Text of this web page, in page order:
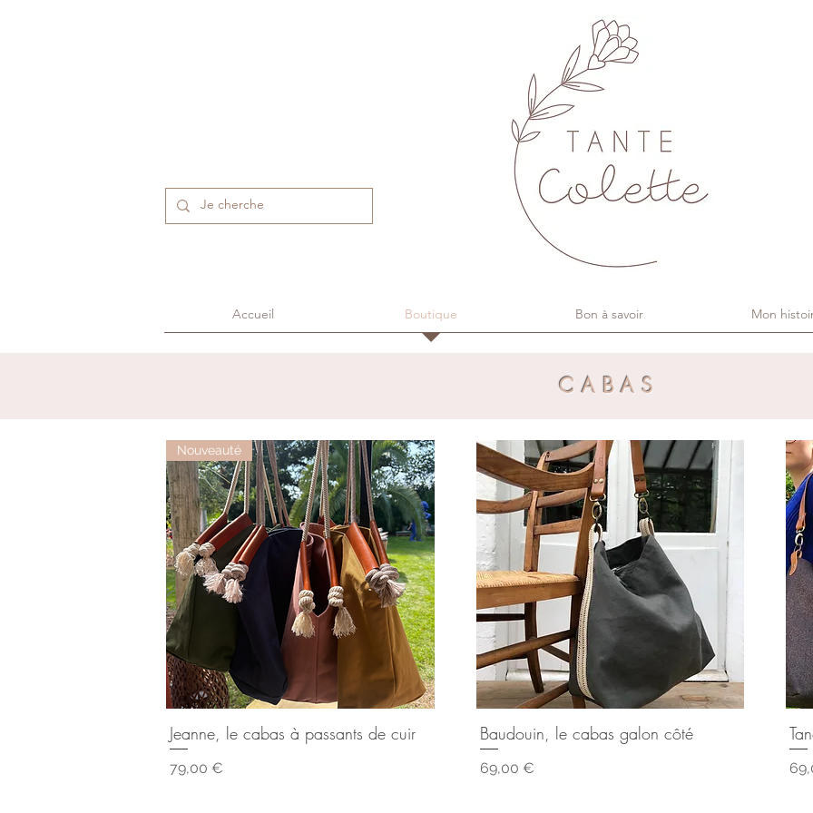
Accueil Boutique Bon à savoir Mon
CABAS
Aperçu rapide
Nouveauté
Jeanne, le cabas à passants de cuir
Prix
79,00 €
Aperçu rapide
Baudouin, le cabas galon côté
Prix
69,00 € Prix